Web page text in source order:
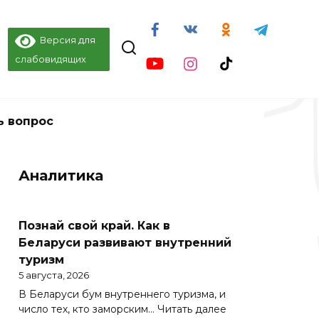
Версия для
слабовидящих
вопрос
Аналитика
Познай свой край. Как в
Беларуси развивают внутренний
туризм
5 августа, 2026
В Беларуси бум внутреннего туризма, и
число тех, кто заморским… Читать далее